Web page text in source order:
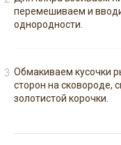
перемешиваем и
однородности.
Обмакиваем кусочки
сторон на сковороде,
золотистой корочки.